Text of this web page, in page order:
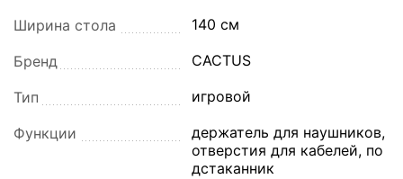
Ширина стола 140 см
Бренд CACTUS
Тип игровой
Функции
держатель для наушников,
отверстия для кабелей, по
дстаканник